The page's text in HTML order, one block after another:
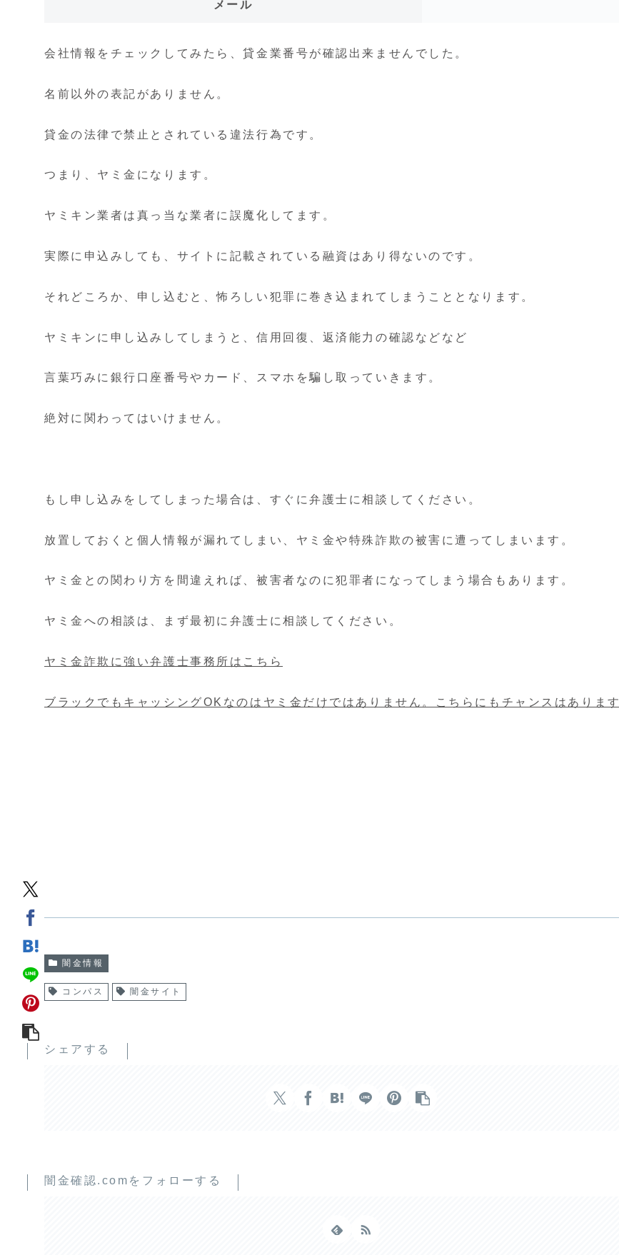
メール
会社情報をチェックしてみたら、貸金業番号が確認出来ませんでした。
名前以外の表記がありません。
貸金の法律で禁止とされている違法行為です。
つまり、ヤミ金になります。
ヤミキン業者は真っ当な業者に誤魔化してます。
実際に申込みしても、サイトに記載されている融資はあり得ないのです。
それどころか、申し込むと、怖ろしい犯罪に巻き込まれてしまうこととなります。
ヤミキンに申し込みしてしまうと、信用回復、返済能力の確認などなど
言葉巧みに銀行口座番号やカード、スマホを騙し取っていきます。
絶対に関わってはいけません。
もし申し込みをしてしまった場合は、すぐに弁護士に相談してください。
放置しておくと個人情報が漏れてしまい、ヤミ金や特殊詐欺の被害に遭ってしまいます。
ヤミ金との関わり方を間違えれば、被害者なのに犯罪者になってしまう場合もあります。
ヤミ金への相談は、まず最初に弁護士に相談してください。
ヤミ金詐欺に強い弁護士事務所はこちら
ブラックでもキャッシングOKなのはヤミ金だけではありません。こちらにもチャンスはあります
闇金情報
コンパス 闇金サイト
シェアする
闇金確認.comをフォローする